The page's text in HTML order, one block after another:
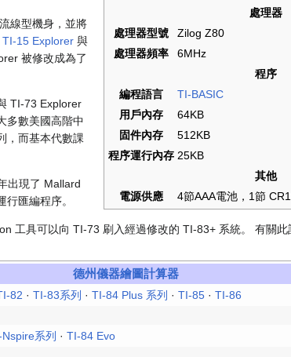
處理器
處理器型號
Zilog Z80
處理器頻率
6MHz
程序
編程語言
TI-BASIC
用戶內存
64KB
固件內存
512KB
程序運行內存 25KB
其他
電源供應
4節AAA電池，1節
線型機身，並將
TI-15 Explorer 與
被修改成為了
TI-73 Explorer
多數美國高階中
，而基本代數課
出現了 Mallard
匯編程序。
工具可以向 TI-73 刷入經過修改的 TI-83+ 系統。 有關
德州儀器繪圖計算器
82 · TI-83系列 · TI-84 Plus 系列 · TI-85· TI-86
系列 · TI-84 Evo